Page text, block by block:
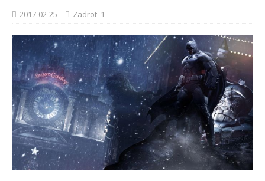
2017-02-25 Zadrot_1